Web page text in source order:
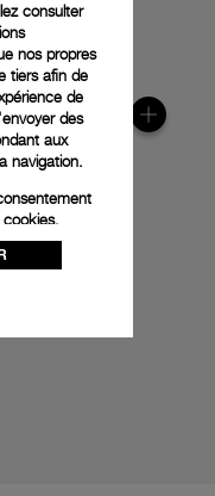
consulter
nos propres
tiers afin de
de
des
aux
navigation.
notre
plus
l’utilisation